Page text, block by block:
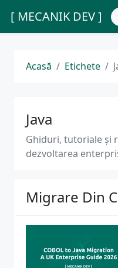
[ MECANIK DEV ]
Acasă Etichete
Java
Ghiduri, tutoriale și
dezvoltarea
Migrare Din